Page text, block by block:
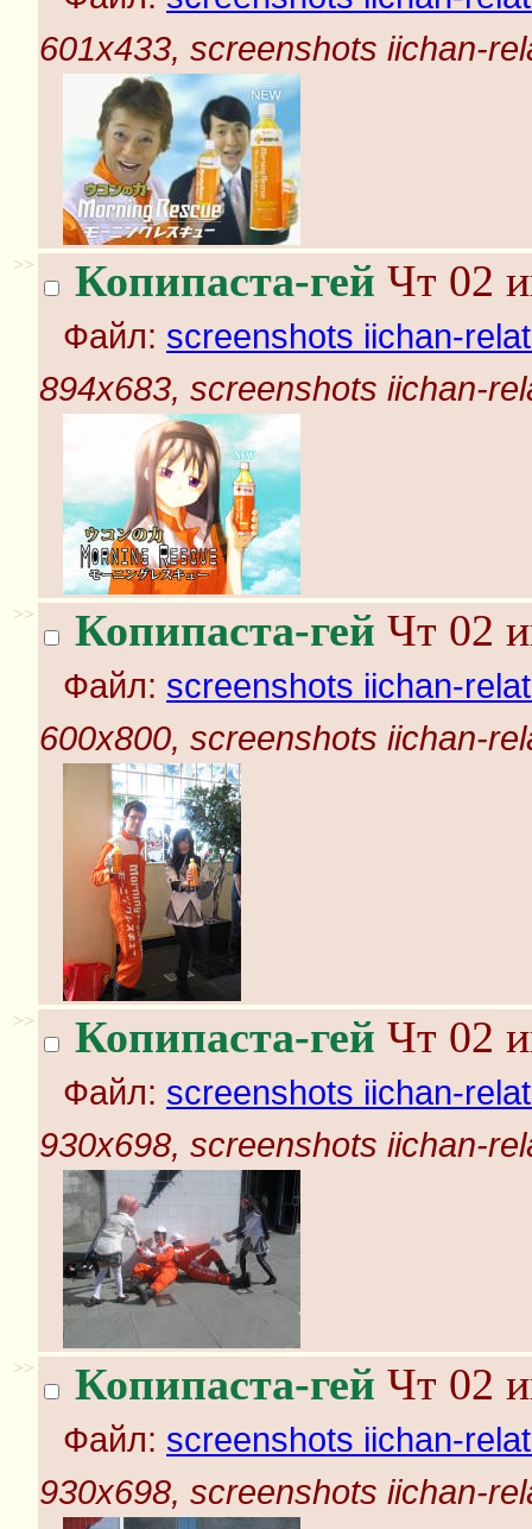
601x433, screenshots iichan-
>> Копипаста-гей Чт 02
Файл: screenshots iichan-
894x683, screenshots iichan-
>> Копипаста-гей Чт 02
Файл: screenshots iichan-
600x800, screenshots iichan-
>> Копипаста-гей Чт 02
Файл: screenshots iichan-
930x698, screenshots iichan-
>> Копипаста-гей Чт 02
Файл: screenshots iichan-
930x698, screenshots iichan-